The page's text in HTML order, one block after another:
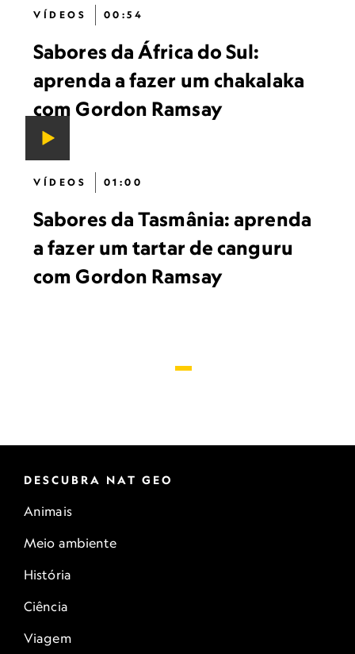
VÍDEOS 00:54
Sabores da África do Sul:
aprenda a fazer um chakalaka
com Gordon Ramsay
VÍDEOS 01:00
Sabores da Tasmânia: aprenda
a fazer um tartar de canguru
com Gordon Ramsay
DESCUBRA NAT GEO
Animais
Meio ambiente
História
Ciência
Viagem